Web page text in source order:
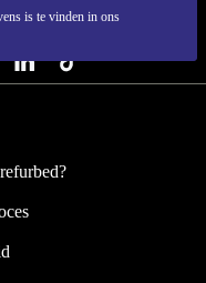
is te vinden in ons